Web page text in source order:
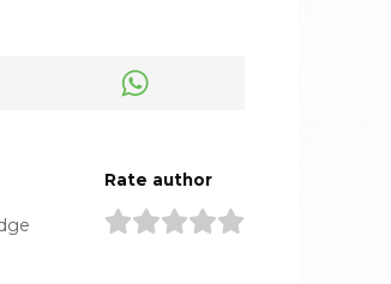
Rate author